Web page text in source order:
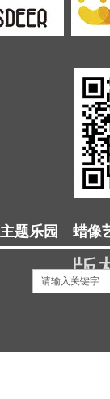
主题乐园 蜡像
版权